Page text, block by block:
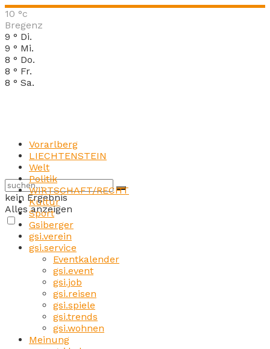
10 °c
Bregenz
9 ° Di.
9 ° Mi.
8 ° Do.
8 ° Fr.
8 ° Sa.
kein Ergebnis
Alles anzeigen
Vorarlberg
LIECHTENSTEIN
Welt
Politik
WIRTSCHAFT/RECHT
Kultur
Sport
Gsiberger
gsi.verein
gsi.service
Eventkalender
gsi.event
gsi.job
gsi.reisen
gsi.spiele
gsi.trends
gsi.wohnen
Meinung